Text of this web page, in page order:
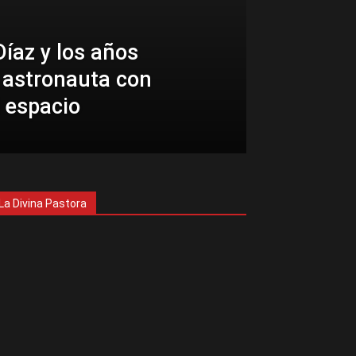
y los años
con
La Divina Pastora